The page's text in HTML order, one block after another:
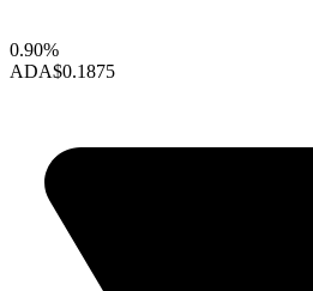
0.90%
ADA$0.1875